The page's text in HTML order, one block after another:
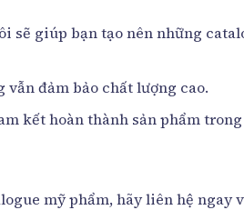
sẽ giúp bạn tạo nên những
đảm bảo chất lượng cao.
kết hoàn thành sản phẩm
mỹ phẩm, hãy liên hệ ngay